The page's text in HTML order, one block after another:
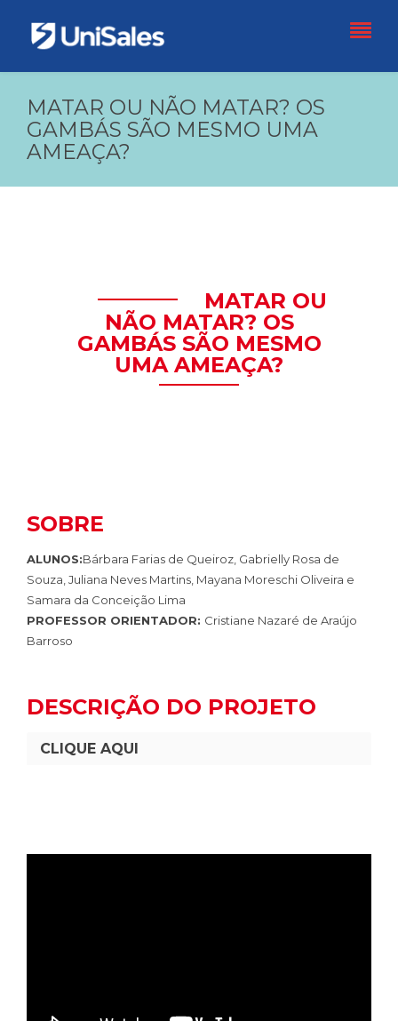
MATAR OU NÃO MATAR? OS
GAMBÁS SÃO MESMO UMA
AMEAÇA?
MATAR OU
NÃO MATAR? OS
GAMBÁS SÃO MESMO
UMA AMEAÇA?
SOBRE
ALUNOS:Bárbara Farias de Queiroz, Gabrielly Rosa de
Souza, Juliana Neves Martins, Mayana Moreschi Oliveira e
Samara da Conceição Lima
PROFESSOR ORIENTADOR: Cristiane Nazaré de Araújo
Barroso
DESCRIÇÃO DO PROJETO
CLIQUE AQUI